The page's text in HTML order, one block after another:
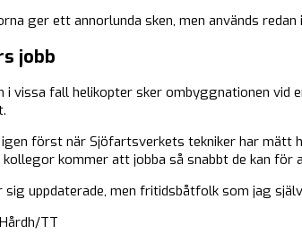
ger ett annorlunda sken, men används
jobb
i vissa fall helikopter sker ombyggnationen
först när Sjöfartsverkets tekniker har mätt
kommer att jobba så snabbt de kan för
sig uppdaterade, men fritidsbåtfolk som jag
TT